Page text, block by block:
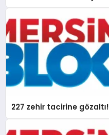
227 zehir tacirine gözaltı!